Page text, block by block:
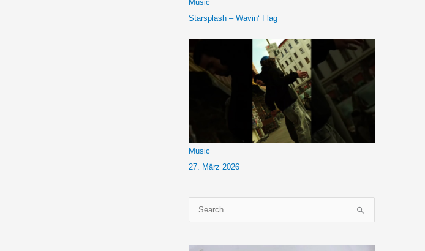
Music
Starsplash – Wavin‘ Flag
Music
27. März 2026
u